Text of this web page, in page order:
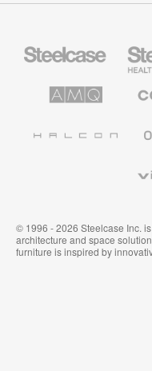
Solutions
© 1996 - 2026 Steelcase Inc.
architecture and space
furniture is inspired by